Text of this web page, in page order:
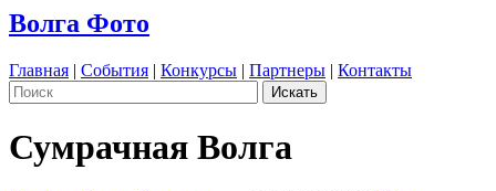
Волга Фото
Главная | События | Конкурсы | Партнеры | Контакты
Сумрачная Волга